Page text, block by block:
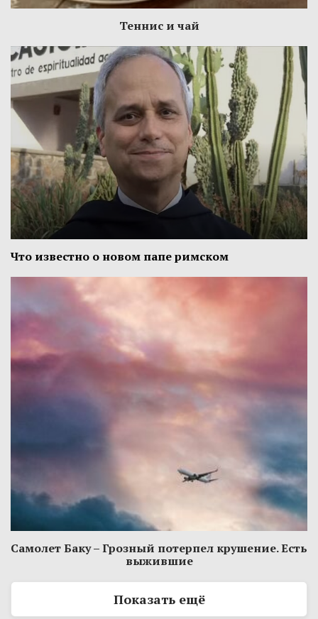
Теннис и чай
Что известно о новом папе римском
Самолет Баку – Грозный потерпел крушение. Есть
выжившие
Показать ещё